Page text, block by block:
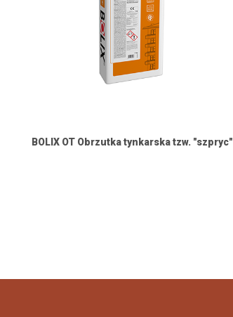
BOLIX OT Obrzutka tynkarska tzw. "szpryc"